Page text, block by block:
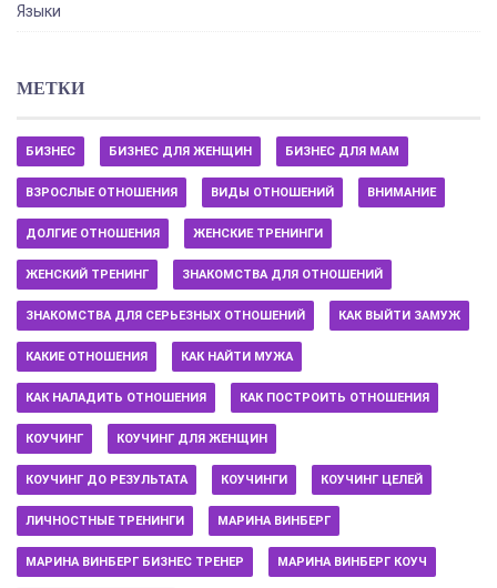
Языки
МЕТКИ
БИЗНЕС БИЗНЕС ДЛЯ ЖЕНЩИН БИЗНЕС ДЛЯ МАМ
ВЗРОСЛЫЕ ОТНОШЕНИЯ ВИДЫ ОТНОШЕНИЙ ВНИМАНИЕ
ДОЛГИЕ ОТНОШЕНИЯ ЖЕНСКИЕ ТРЕНИНГИ
ЖЕНСКИЙ ТРЕНИНГ ЗНАКОМСТВА ДЛЯ ОТНОШЕНИЙ
ЗНАКОМСТВА ДЛЯ СЕРЬЕЗНЫХ ОТНОШЕНИЙ КАК ВЫЙТИ ЗАМУЖ
КАКИЕ ОТНОШЕНИЯ КАК НАЙТИ МУЖА
КАК НАЛАДИТЬ ОТНОШЕНИЯ КАК ПОСТРОИТЬ ОТНОШЕНИЯ
КОУЧИНГ КОУЧИНГ ДЛЯ ЖЕНЩИН
КОУЧИНГ ДО РЕЗУЛЬТАТА КОУЧИНГИ КОУЧИНГ ЦЕЛЕЙ
ЛИЧНОСТНЫЕ ТРЕНИНГИ МАРИНА ВИНБЕРГ
МАРИНА ВИНБЕРГ БИЗНЕС ТРЕНЕР МАРИНА ВИНБЕРГ КОУЧ